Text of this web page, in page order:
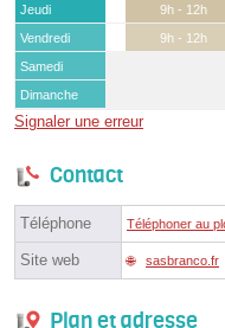
Jeudi
9h - 12h
Vendredi
9h - 12h
Samedi
Dimanche
Signaler une erreur
Contact
Téléphone Téléphoner au
Site web sasbranco.fr
Plan et adresse